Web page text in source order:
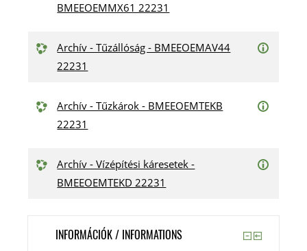
BMEEOEMMX61 22231
Archív - Tűzállóság - BMEEOEMAV44
22231
Archív - Tűzkárok - BMEEOEMTEKB
22231
Archív - Vízépítési káresetek -
BMEEOEMTEKD 22231
INFORMÁCIÓK / INFORMATIONS